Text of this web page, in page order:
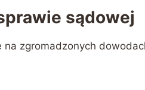
sądowej
na zgromadzonych